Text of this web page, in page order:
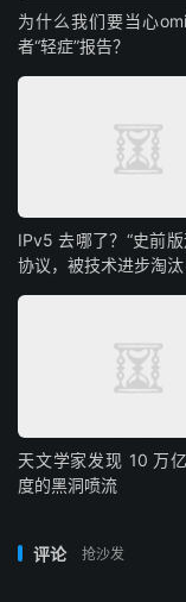
为什么我们要当心
者“轻症”报告？
IPv5 去哪了？“史前
协议，被技术进步淘汰
天文学家发现 10 万
度的黑洞喷流
评论 抢沙发